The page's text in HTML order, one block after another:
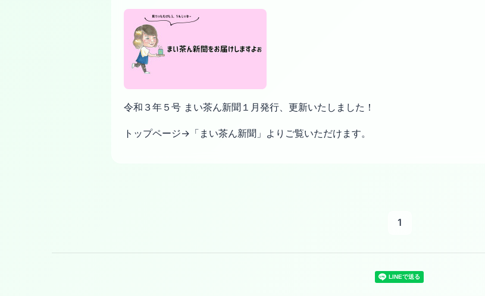
令和３年５号 まい茶ん新聞１月発行、更新いたしました！
トップページ→「まい茶ん新聞」よりご覧いただけます。
1